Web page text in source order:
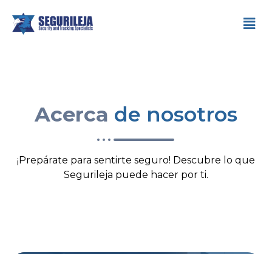
Acerca de nosotros
¡Prepárate para sentirte seguro! Descubre lo que
Segurileja puede hacer por ti.